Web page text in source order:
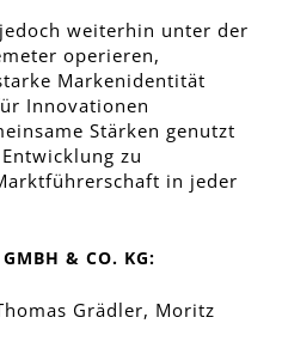
weiterhin unter der
operieren,
Markenidentität
Innovationen
Stärken genutzt
zu
in jeder
& CO. KG:
Grädler, Moritz